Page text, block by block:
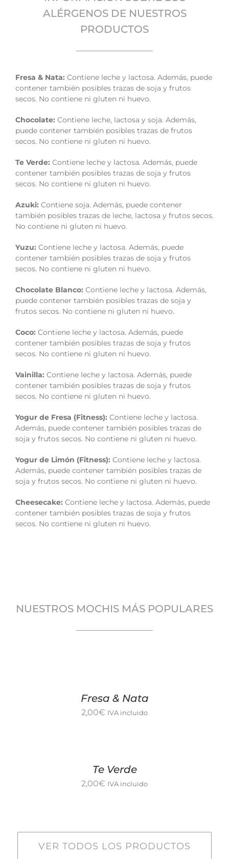
ALÉRGENOS DE NUESTROS
PRODUCTOS
Fresa & Nata: Contiene leche y lactosa. Además, puede
contener también posibles trazas de soja y frutos
secos. No contiene ni gluten ni huevo.
Chocolate: Contiene leche, lactosa y soja. Además,
puede contener también posibles trazas de frutos
secos. No contiene ni gluten ni huevo.
Te Verde: Contiene leche y lactosa. Además, puede
contener también posibles trazas de soja y frutos
secos. No contiene ni gluten ni huevo.
Azuki: Contiene soja. Además, puede contener
también posibles trazas de leche, lactosa y frutos secos.
No contiene ni gluten ni huevo.
Yuzu: Contiene leche y lactosa. Además, puede
contener también posibles trazas de soja y frutos
secos. No contiene ni gluten ni huevo.
Chocolate Blanco: Contiene leche y lactosa. Además,
puede contener también posibles trazas de soja y
frutos secos. No contiene ni gluten ni huevo.
Coco: Contiene leche y lactosa. Además, puede
contener también posibles trazas de soja y frutos
secos. No contiene ni gluten ni huevo.
Vainilla: Contiene leche y lactosa. Además, puede
contener también posibles trazas de soja y frutos
secos. No contiene ni gluten ni huevo.
Yogur de Fresa (Fitness): Contiene leche y lactosa.
Además, puede contener también posibles trazas de
soja y frutos secos. No contiene ni gluten ni huevo.
Yogur de Limón (Fitness): Contiene leche y lactosa.
Además, puede contener también posibles trazas de
soja y frutos secos. No contiene ni gluten ni huevo.
Cheesecake: Contiene leche y lactosa. Además, puede
contener también posibles trazas de soja y frutos
secos. No contiene ni gluten ni huevo.
NUESTROS MOCHIS MÁS POPULARES
Fresa & Nata
2,00€ IVA incluido
Te Verde
2,00€ IVA incluido
VER TODOS LOS PRODUCTOS